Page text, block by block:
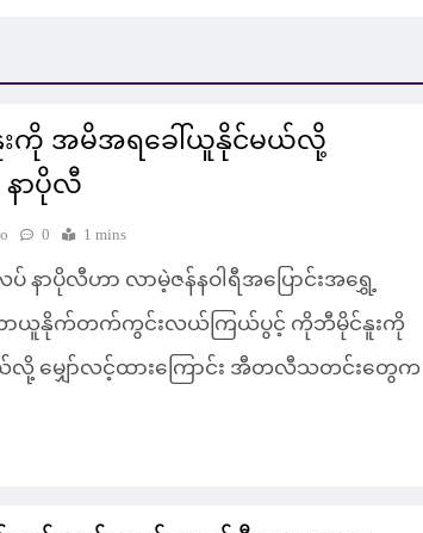
နူးကို အမိအရခေါ်ယူနိုင်မယ်လို့
ာပိုလီ
0 1 mins
ာပိုလီဟာ လာမဲ့ဇန်နဝါရီအပြောင်းအရွှေ့
တာယူနိုက်တက်ကွင်းလယ်ကြယ်ပွင့် ကိုဘီမိုင်နူးကို
လို့ မျှော်လင့်ထားကြောင်း အီတလီသတင်းတွေက